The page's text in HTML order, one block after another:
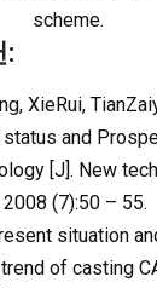
scheme.
:
XieRui,
and
[J]. New
(7):50 – 55.
situation
of casting